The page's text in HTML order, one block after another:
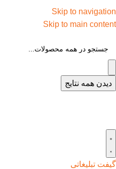
Skip to navigation
Skip to main content
دیدن همه نتایج
گیفت تبلیغاتی